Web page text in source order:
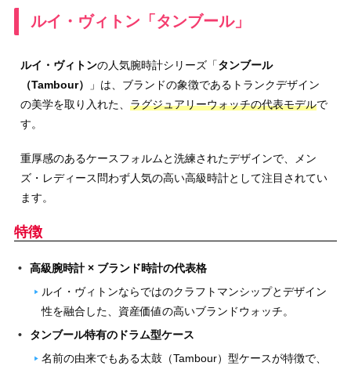
ルイ・ヴィトン「タンブール」
ルイ・ヴィトンの人気腕時計シリーズ「タンブール
（Tambour）
」は、ブランドの象徴であるトランクデザイン
の美学を取り入れた、ラグジュアリーウォッチの代表モデルで
す。
重厚感のあるケースフォルムと洗練されたデザインで、メン
ズ・レディース問わず人気の高い高級時計として注目されてい
ます。
特徴
高級腕時計 × ブランド時計の代表格
ルイ・ヴィトンならではのクラフトマンシップとデザイン
性を融合した、資産価値の高いブランドウォッチ。
タンブール特有のドラム型ケース
名前の由来でもある太鼓（Tambour）型ケースが特徴で、